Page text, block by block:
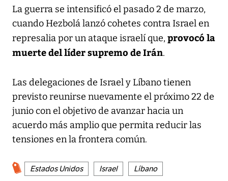
La guerra se intensificó el pasado 2 de marzo,
cuando Hezbolá lanzó cohetes contra Israel en
represalia por un ataque israelí que, provocó la
muerte del líder supremo de Irán.
Las delegaciones de Israel y Líbano tienen
previsto reunirse nuevamente el próximo 22 de
junio con el objetivo de avanzar hacia un
acuerdo más amplio que permita reducir las
tensiones en la frontera común.
Estados Unidos Israel Líbano